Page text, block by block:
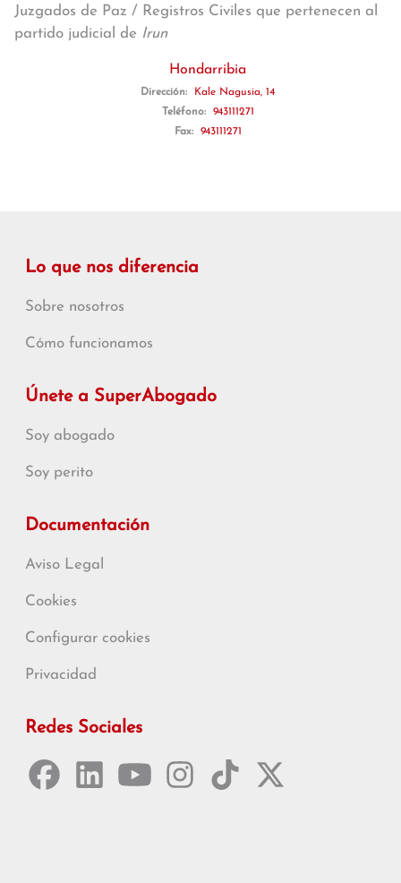
Juzgados de Paz / Registros Civiles que pertenecen al
partido judicial de Irun
Hondarribia
Dirección:
Kale Nagusia, 14
Teléfono:
943111271
Fax:
943111271
Lo que nos diferencia
Sobre nosotros
Cómo funcionamos
Únete a SuperAbogado
Soy abogado
Soy perito
Documentación
Aviso Legal
Cookies
Configurar cookies
Privacidad
Redes Sociales